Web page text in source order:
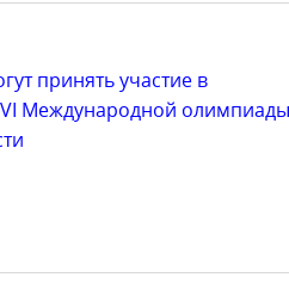
принять участие в
VI Международной